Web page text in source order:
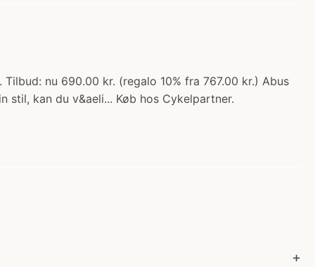
nu 690.00 kr. (regalo 10% fra 767.00 kr.) Abus
kan du v&aeli... Køb hos Cykelpartner.